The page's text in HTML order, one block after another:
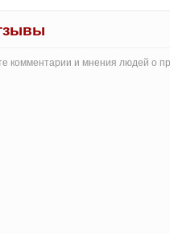
комментарии и мнения людей о